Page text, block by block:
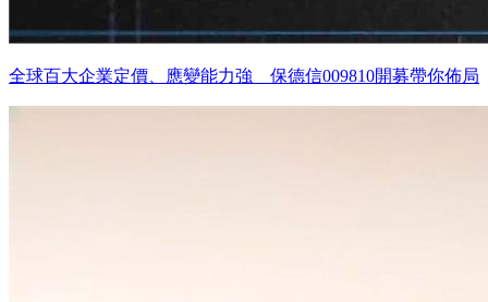
全球百大企業定價、應變能力強 保德信009810開募帶你佈局